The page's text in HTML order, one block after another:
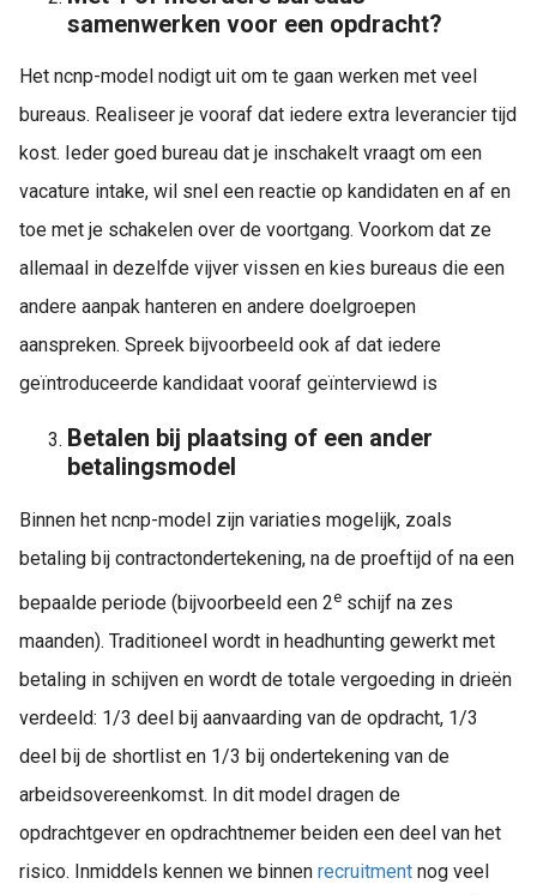
samenwerken voor een opdracht?
Het ncnp-model nodigt uit om te gaan werken met veel
bureaus. Realiseer je vooraf dat iedere extra leverancier tijd
kost. Ieder goed bureau dat je inschakelt vraagt om een
vacature intake, wil snel een reactie op kandidaten en af en
toe met je schakelen over de voortgang. Voorkom dat ze
allemaal in dezelfde vijver vissen en kies bureaus die een
andere aanpak hanteren en andere doelgroepen
aanspreken. Spreek bijvoorbeeld ook af dat iedere
geïntroduceerde kandidaat vooraf geïnterviewd is
Betalen bij plaatsing of een ander
betalingsmodel
Binnen het ncnp-model zijn variaties mogelijk, zoals
betaling bij contractondertekening, na de proeftijd of na een
bepaalde periode (bijvoorbeeld een 2e schijf na zes
maanden). Traditioneel wordt in headhunting gewerkt met
betaling in schijven en wordt de totale vergoeding in drieën
verdeeld: 1/3 deel bij aanvaarding van de opdracht, 1/3
deel bij de shortlist en 1/3 bij ondertekening van de
arbeidsovereenkomst. In dit model dragen de
opdrachtgever en opdrachtnemer beiden een deel van het
risico. Inmiddels kennen we binnen recruitment nog veel